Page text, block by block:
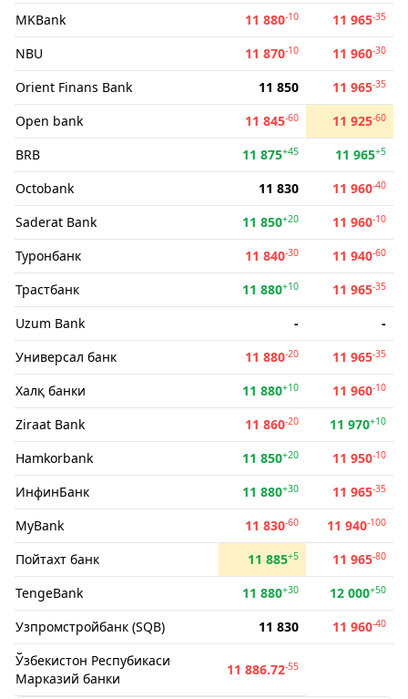
MKBank 11 880-10 11 965-35
NBU 11 870-10 11 960-30
Orient Finans Bank 11 850 11 965-35
Open bank 11 845-60 11 925-60
BRB 11 875+45 11 965+5
Octobank 11 830 11 960-40
Saderat Bank 11 850+20 11 960-10
Туронбанк 11 840-30 11 940-60
Трастбанк 11 880+10 11 965-35
Uzum Bank -
-
Универсал банк
11 880-20 11 965-35
Халқ банки 11 880+10 11 960-10
Ziraat Bank 11 860-20 11 970+10
Hamkorbank 11 850+20 11 950-10
ИнфинБанк 11 880+30 11 965-35
MyBank 11 830-60 11 940-100
Пойтахт банк 11 885+5 11 965-80
TengeBank 11 880+30 12 000+50
Узпромстройбанк (SQB) 11 830 11 960-40
Ўзбекистон Респубикаси
Марказий банки
11 886.72-55